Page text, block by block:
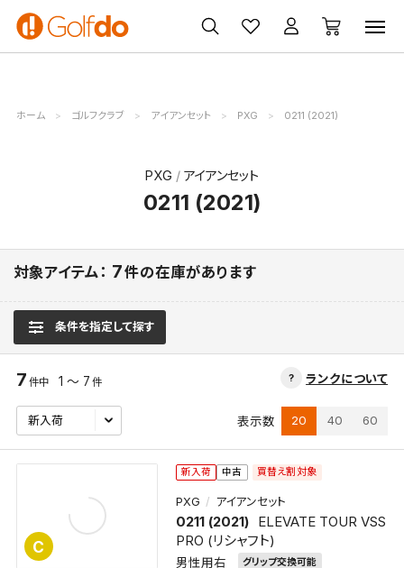
ゴルフ
クラブ
ゴルフ用品
買取
無料査定
クーポン
一覧
ホーム ゴルフクラブ アイアンセット PXG 0211 (2021)
PXG アイアンセット
0211 (2021)
対象アイテム： 7件の在庫があります
条件を指定して探す
ランクについて
7 件中 1 ～ 7 件
表示数 20 40 60
C
新入荷 中古 買替え割対象
PXG アイアンセット
0211 (2021)
ELEVATE TOUR VSS
PRO (リシャフト)
男性用右 グリップ交換可能